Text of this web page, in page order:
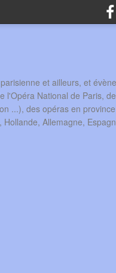
et ailleurs, et
l'Opéra National de Paris,
...), des opéras en
Allemagne,